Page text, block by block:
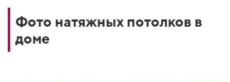
Фото натяжных потолков в
доме